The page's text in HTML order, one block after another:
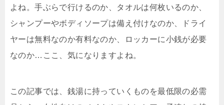
よね。手ぶらで行けるのか、タオルは何枚いるのか、
シャンプーやボディソープは備え付けなのか、ドライ
ヤーは無料なのか有料なのか、ロッカーに小銭が必要
なのか…ここ、気になりますよね。
この記事では、銭湯に持っていくものを最低限の必需